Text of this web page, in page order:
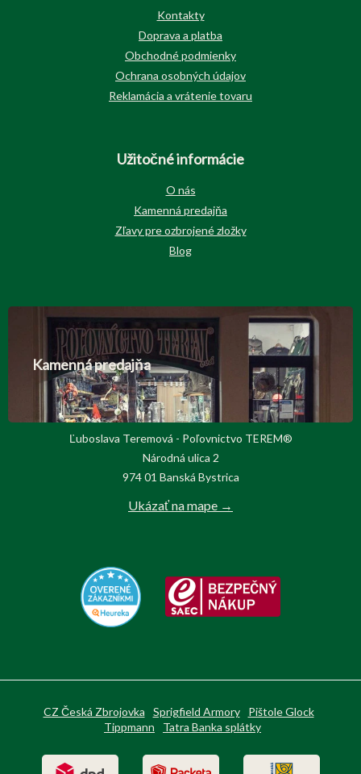
Kontakty
Doprava a platba
Obchodné podmienky
Ochrana osobných údajov
Reklamácia a vrátenie tovaru
Užitočné informácie
O nás
Kamenná predajňa
Zľavy pre ozbrojené zložky
Blog
Kamenná predajňa
Ľuboslava Teremová - Poľovnictvo TEREM®
Národná ulica 2
974 01 Banská Bystrica
Ukázať na mape →
CZ Česká Zbrojovka Sprigfield Armory
Pištole Glock
Tippmann
Tatra Banka splátky